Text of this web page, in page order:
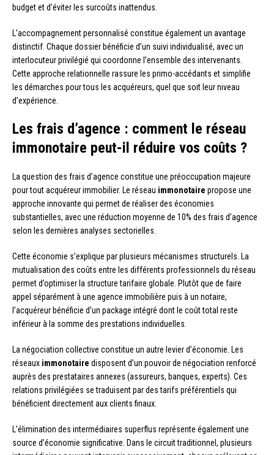
budget et d’éviter les surcoûts inattendus.
L’accompagnement personnalisé constitue également un avantage
distinctif. Chaque dossier bénéficie d’un suivi individualisé, avec un
interlocuteur privilégié qui coordonne l’ensemble des intervenants.
Cette approche relationnelle rassure les primo-accédants et simplifie
les démarches pour tous les acquéreurs, quel que soit leur niveau
d’expérience.
Les frais d’agence : comment le réseau
immonotaire peut-il réduire vos coûts ?
La question des frais d’agence constitue une préoccupation majeure
pour tout acquéreur immobilier. Le réseau immonotaire propose une
approche innovante qui permet de réaliser des économies
substantielles, avec une réduction moyenne de 10% des frais d’agence
selon les dernières analyses sectorielles.
Cette économie s’explique par plusieurs mécanismes structurels. La
mutualisation des coûts entre les différents professionnels du réseau
permet d’optimiser la structure tarifaire globale. Plutôt que de faire
appel séparément à une agence immobilière puis à un notaire,
l’acquéreur bénéficie d’un package intégré dont le coût total reste
inférieur à la somme des prestations individuelles.
La négociation collective constitue un autre levier d’économie. Les
réseaux immonotaire disposent d’un pouvoir de négociation renforcé
auprès des prestataires annexes (assureurs, banques, experts). Ces
relations privilégiées se traduisent par des tarifs préférentiels qui
bénéficient directement aux clients finaux.
L’élimination des intermédiaires superflus représente également une
source d’économie significative. Dans le circuit traditionnel, plusieurs